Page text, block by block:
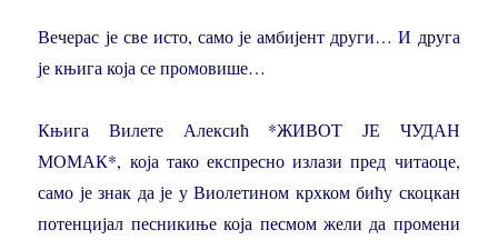
Вечерас је све исто, само је амбијент други… И друга
је књига која се промовише…
Књига Вилете Алексић *ЖИВОТ ЈЕ ЧУДАН
МОМАК*, која тако експресно излази пред читаоце,
само је знак да је у Виолетином крхком бићу скоцкан
потенцијал песникиње која песмом жели да промени